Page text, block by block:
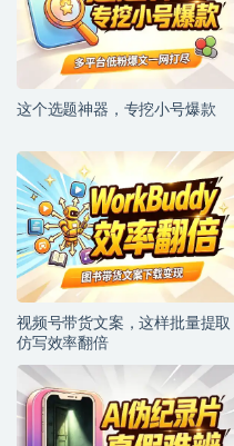
这个选题神器，专挖小号爆款
视频号带货文案，这样批量提取
仿写效率翻倍